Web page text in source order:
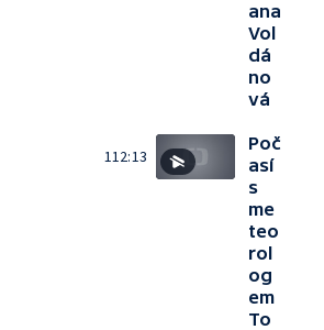
ana
Vol
dá
no
vá
112:13
Poč
así
s
me
teo
rol
og
em
To